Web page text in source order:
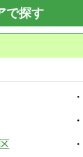
で探す
・
・
・